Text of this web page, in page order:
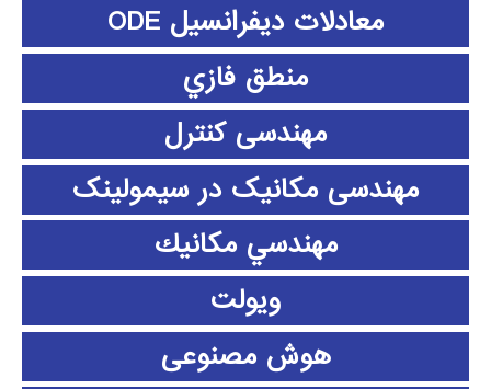
معادلات دیفرانسیل ODE
منطق فازي
مهندسی کنترل
مهندسی مکانیک در سیمولینک
مهندسي مكانيك
ویولت
هوش مصنوعی